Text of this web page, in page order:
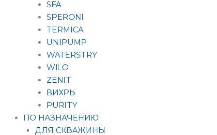
SFA
SPERONI
TERMICA
UNIPUMP
WATERSTRY
WILO
ZENIT
ВИХРЬ
PURITY
ПО НАЗНАЧЕНИЮ
ДЛЯ СКВАЖИНЫ